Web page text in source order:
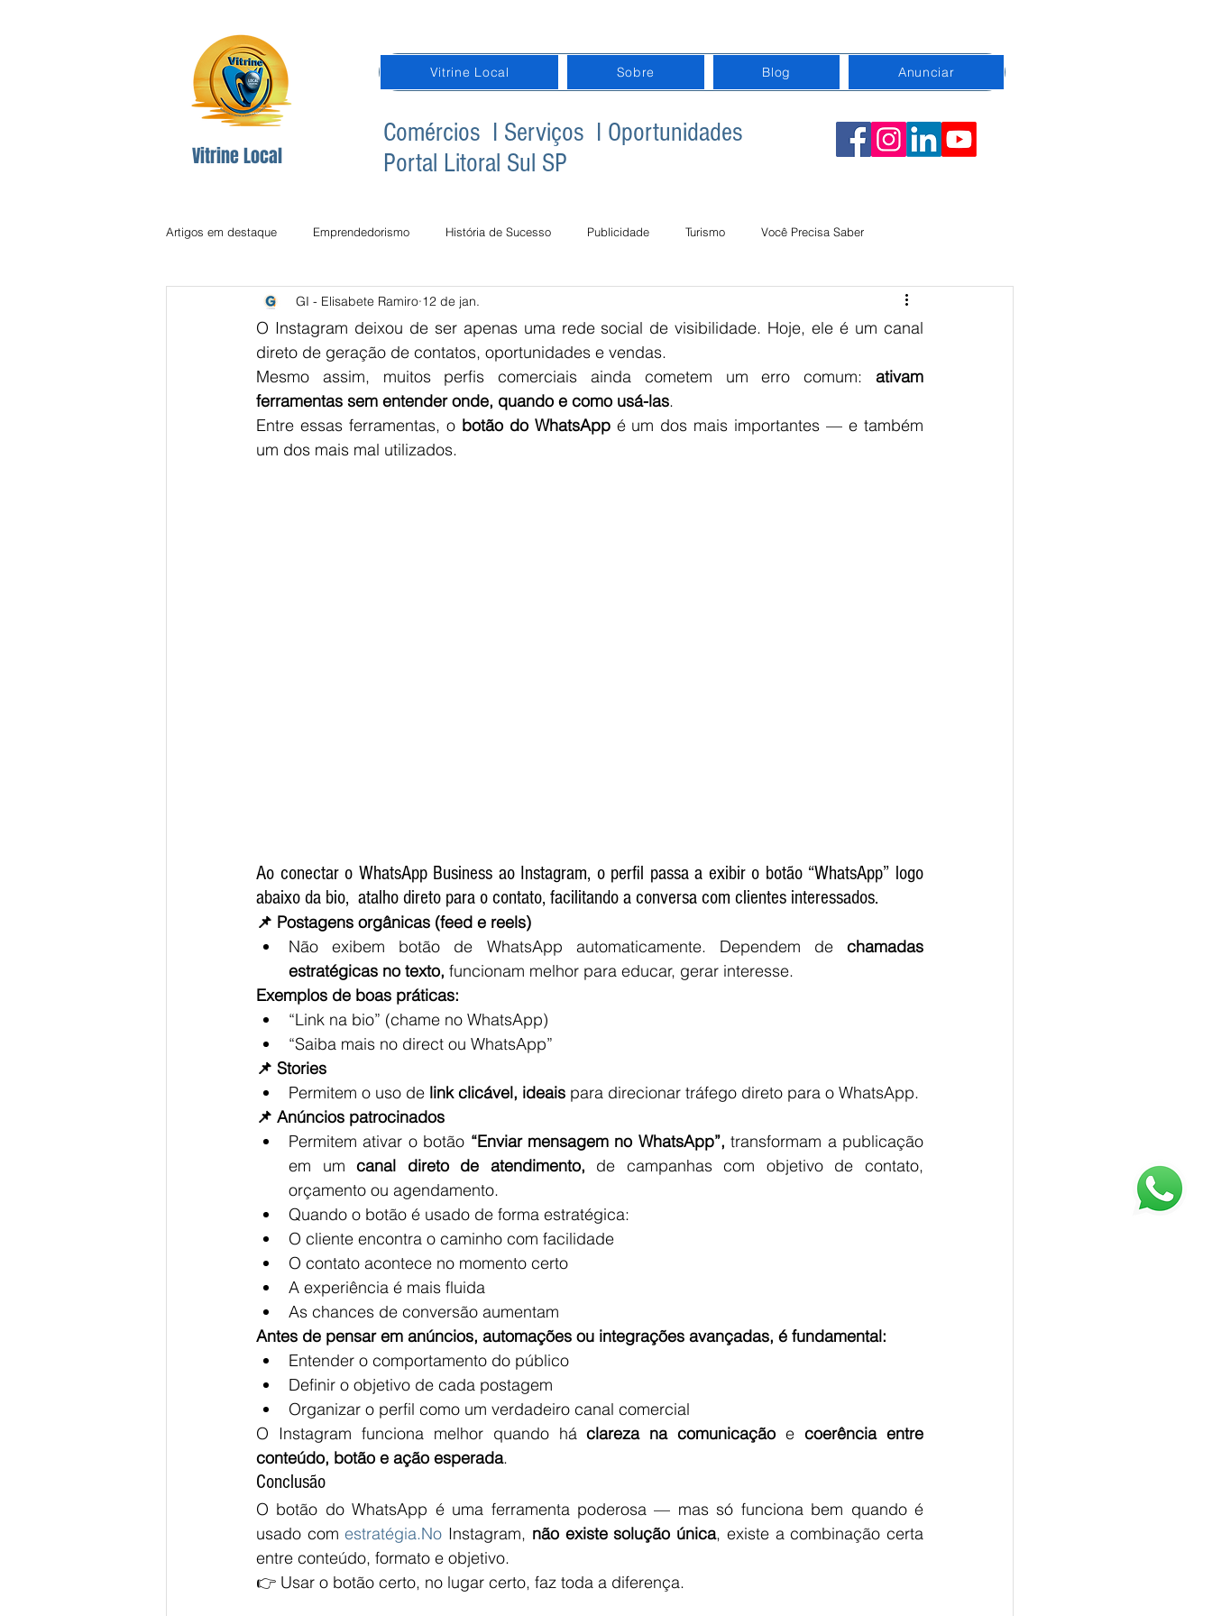
Vitrine Local
Vitrine Local Sobre Blog Anunciar
Comércios I Serviços I Oportunidades
Portal Litoral Sul SP
Artigos em destaque Emprendedorismo História de Sucesso Publicidade Turismo Você Precisa Saber
Dicas Redes Sociais Inclusão Digital na Terceira Idade Conexão
Comunicção Comunicação
GI - Elisabete Ramiro 12 de jan.
O Instagram deixou de ser apenas uma rede social de visibilidade. Hoje, ele é um canal
direto de geração de contatos, oportunidades e vendas.
Mesmo assim, muitos perfis comerciais ainda cometem um erro comum: ativam
ferramentas sem entender onde, quando e como usá-las.
Entre essas ferramentas, o botão do WhatsApp é um dos mais importantes — e também
um dos mais mal utilizados.
Ao conectar o WhatsApp Business ao Instagram, o perfil passa a exibir o botão “WhatsApp” logo
abaixo da bio,  atalho direto para o contato, facilitando a conversa com clientes interessados.
📌 Postagens orgânicas (feed e reels)
Não exibem botão de WhatsApp automaticamente. Dependem de chamadas
estratégicas no texto, funcionam melhor para educar, gerar interesse.
Exemplos de boas práticas:
“Link na bio” (chame no WhatsApp)
“Saiba mais no direct ou WhatsApp”
📌 Stories
Permitem o uso de link clicável, ideais para direcionar tráfego direto para o WhatsApp.
📌 Anúncios patrocinados
Permitem ativar o botão “Enviar mensagem no WhatsApp”, transformam a publicação
em um canal direto de atendimento, de campanhas com objetivo de contato,
orçamento ou agendamento.
Quando o botão é usado de forma estratégica:
O cliente encontra o caminho com facilidade
O contato acontece no momento certo
A experiência é mais fluida
As chances de conversão aumentam
Antes de pensar em anúncios, automações ou integrações avançadas, é fundamental:
Entender o comportamento do público
Definir o objetivo de cada postagem
Organizar o perfil como um verdadeiro canal comercial
O Instagram funciona melhor quando há clareza na comunicação e coerência entre
conteúdo, botão e ação esperada.
Conclusão
O botão do WhatsApp é uma ferramenta poderosa — mas só funciona bem quando é
usado com estratégia.No Instagram, não existe solução única, existe a combinação certa
entre conteúdo, formato e objetivo.
👉 Usar o botão certo, no lugar certo, faz toda a diferença.